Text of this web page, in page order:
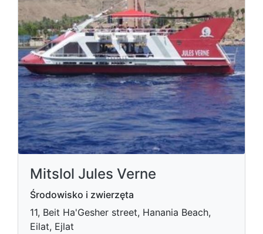
Mitslol Jules Verne
Środowisko i zwierzęta
11, Beit Ha'Gesher street, Hanania Beach,
Eilat, Ejlat